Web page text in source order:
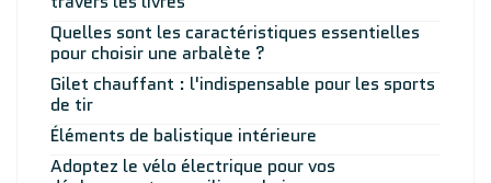
Quelles sont les caractéristiques essentielles
pour choisir une arbalète ?
Gilet chauffant : l'indispensable pour les sports
de tir
Éléments de balistique intérieure
Adoptez le vélo électrique pour vos